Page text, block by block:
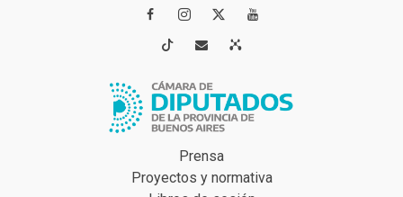
 
 
Prensa
Proyectos y normativa